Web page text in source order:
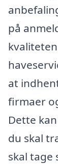
på
at
firmaer
Dette
du skal
skal tage